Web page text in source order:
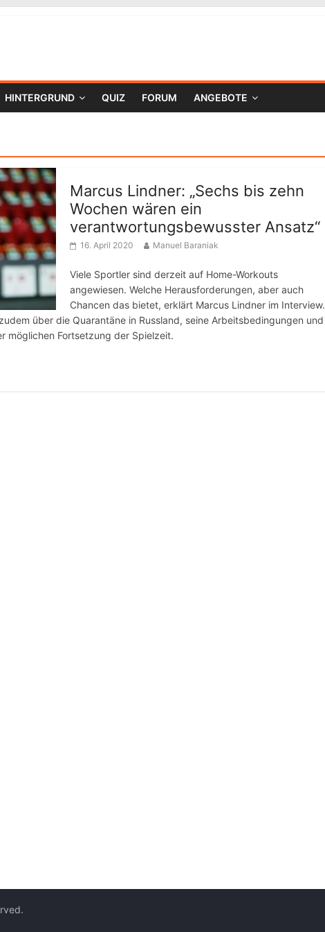
HINTERGRUND QUIZ FORUM ANGEBOTE
Marcus Lindner: „Sechs bis zehn
Wochen wären ein
verantwortungsbewusster Ansatz“
16. April 2020 Manuel Baraniak
Viele Sportler sind derzeit auf Home-Workouts
angewiesen. Welche Herausforderungen, aber auch
Chancen das bietet, erklärt Marcus Lindner im Interview.
über die Quarantäne in Russland, seine Arbeitsbedingungen und
möglichen Fortsetzung der Spielzeit.